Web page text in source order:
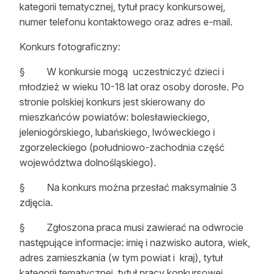
kategorii tematycznej, tytuł pracy konkursowej,
numer telefonu kontaktowego oraz adres e-mail.
Konkurs fotograficzny:
§
W konkursie mogą uczestniczyć dzieci i
młodzież w wieku 10-18 lat oraz osoby dorosłe. Po
stronie polskiej konkurs jest skierowany do
mieszkańców powiatów: bolesławieckiego,
jeleniogórskiego, lubańskiego, lwóweckiego i
zgorzeleckiego (południowo-zachodnia część
województwa dolnośląskiego).
§
Na konkurs można przesłać maksymalnie 3
zdjęcia.
§
Zgłoszona praca musi zawierać na odwrocie
następujące informacje: imię i nazwisko autora, wiek,
adres zamieszkania (w tym powiat i kraj), tytuł